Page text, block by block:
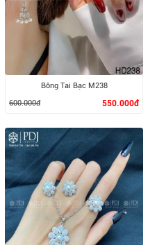
XEM CHI TIẾT
XEM CHI TIẾT
Bông Tai Bạc M238
600.000đ
550.000đ